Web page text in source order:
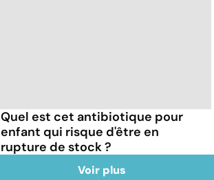
Quel est cet antibiotique pour
enfant qui risque d'être en
rupture de stock ?
Voir plus